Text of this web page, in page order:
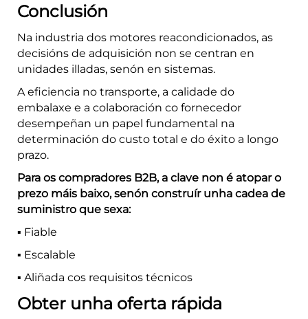
Conclusión
Na industria dos motores reacondicionados, as
decisións de adquisición non se centran en
unidades illadas, senón en sistemas.
A eficiencia no transporte, a calidade do
embalaxe e a colaboración co fornecedor
desempeñan un papel fundamental na
determinación do custo total e do éxito a longo
prazo.
Para os compradores B2B, a clave non é atopar o
prezo máis baixo, senón construír unha cadea de
suministro que sexa:
▪️ Fiable
▪️ Escalable
▪️ Aliñada cos requisitos técnicos
Obter unha oferta rápida